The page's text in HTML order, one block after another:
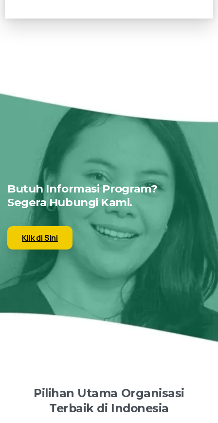
Butuh Informasi Program?
Segera Hubungi Kami.
Klik di Sini
Pilihan Utama Organisasi
Terbaik di Indonesia